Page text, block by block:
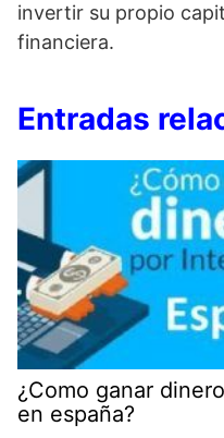
invertir su propio
financiera.
Entradas
¿Como ganar dinero
en españa?